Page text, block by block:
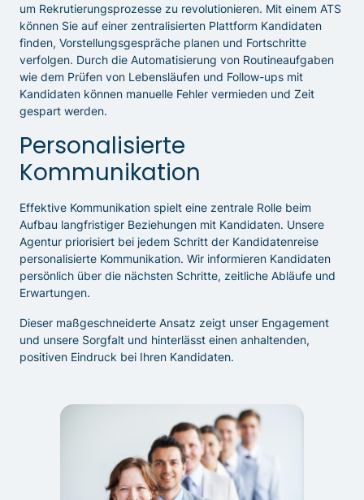
um Rekrutierungsprozesse zu revolutionieren. Mit einem ATS
können Sie auf einer zentralisierten Plattform Kandidaten
finden, Vorstellungsgespräche planen und Fortschritte
verfolgen. Durch die Automatisierung von Routineaufgaben
wie dem Prüfen von Lebensläufen und Follow-ups mit
Kandidaten können manuelle Fehler vermieden und Zeit
gespart werden.
Personalisierte
Kommunikation
Effektive Kommunikation spielt eine zentrale Rolle beim
Aufbau langfristiger Beziehungen mit Kandidaten. Unsere
Agentur priorisiert bei jedem Schritt der Kandidatenreise
personalisierte Kommunikation. Wir informieren Kandidaten
persönlich über die nächsten Schritte, zeitliche Abläufe und
Erwartungen.
Dieser maßgeschneiderte Ansatz zeigt unser Engagement
und unsere Sorgfalt und hinterlässt einen anhaltenden,
positiven Eindruck bei Ihren Kandidaten.